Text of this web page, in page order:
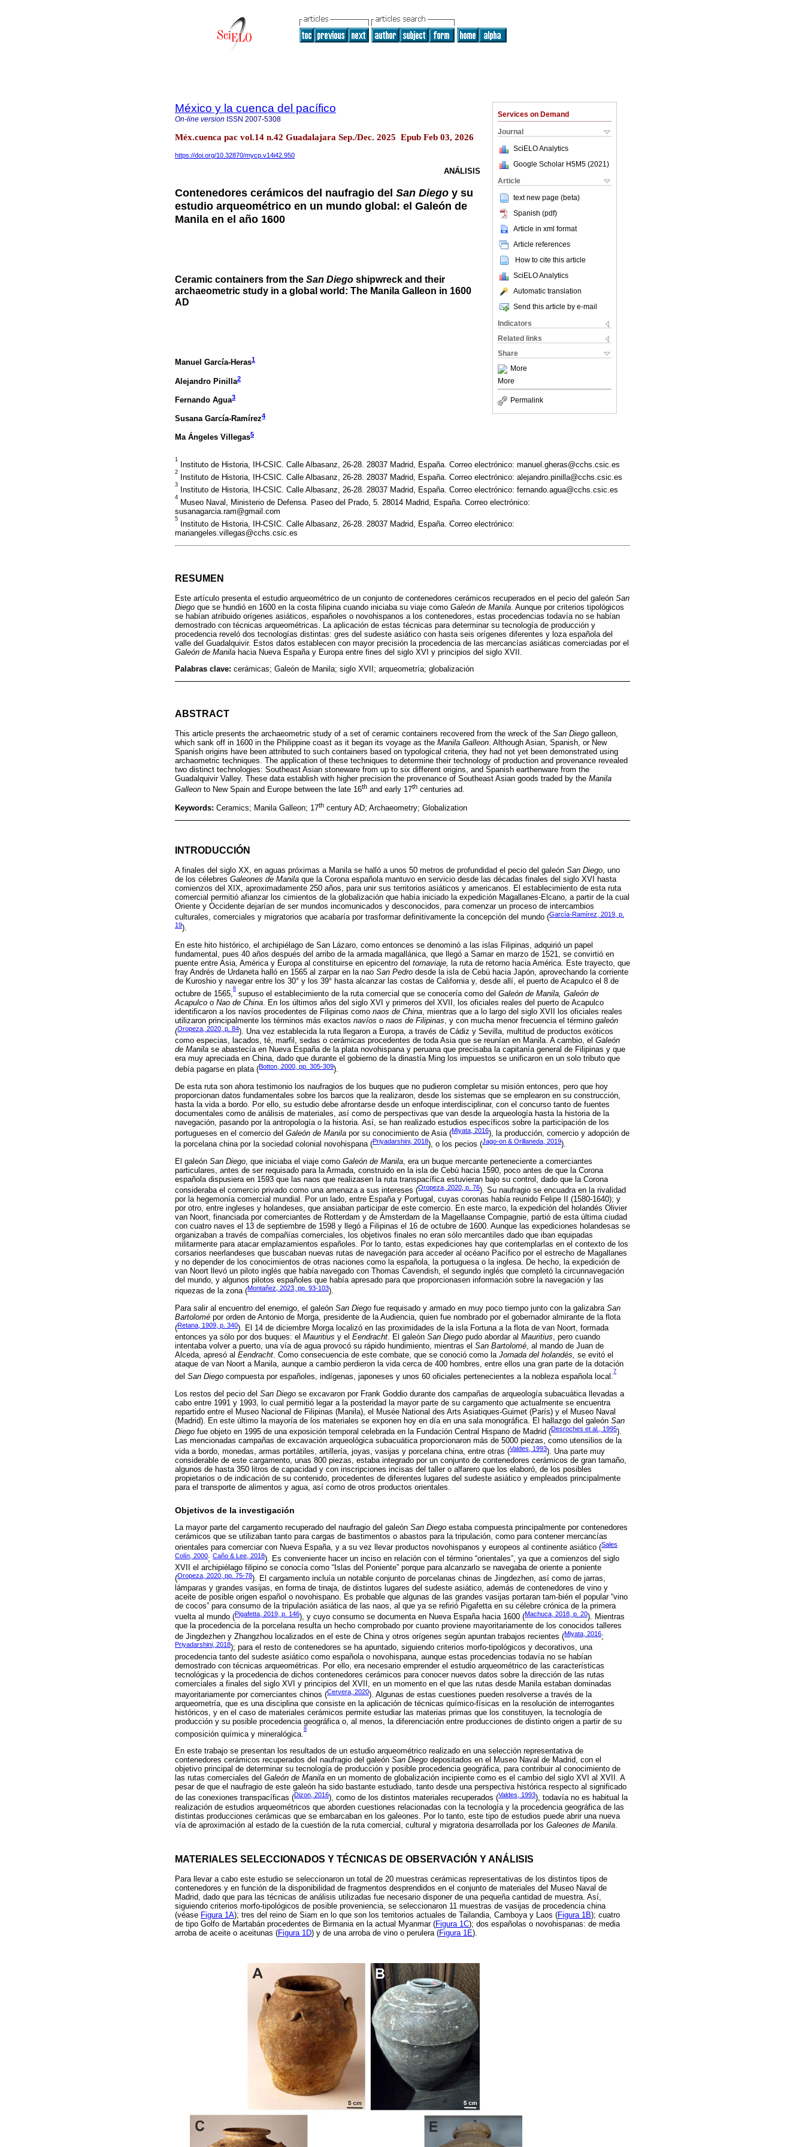
Services on Demand
Journal
SciELO Analytics
Google Scholar H5M5 (2021 )
Article
text new page (beta)
Spanish (pdf)
Article in xml format
Article references
How to cite this article
SciELO Analytics
Automatic translation
Send this article by e-mail
Indicators
Related links
Share
More
More
Permalink
México y la cuenca del pacífico
On-line version ISSN 2007-5308
Méx.cuenca pac vol.14 n.42 Guadalajara Sep./Dec. 2025 Epub Feb 03, 2026
https://doi.org/10.32870/mycp.v14i42.950
ANÁLISIS
Contenedores cerámicos del naufragio del San Diego y su
estudio arqueométrico en un mundo global: el Galeón de
Manila en el año 1600
Ceramic containers from the San Diego shipwreck and their
archaeometric study in a global world: The Manila Galleon in 1600
AD
Manuel García-Heras1
Alejandro Pinilla2
Fernando Agua3
Susana García-Ramírez4
Ma Ángeles Villegas5
1
Instituto de Historia, IH-CSIC. Calle Albasanz, 26-28. 28037 Madrid, España. Correo electrónico: manuel.gheras@cchs.csic.es
2
Instituto de Historia, IH-CSIC. Calle Albasanz, 26-28. 28037 Madrid, España. Correo electrónico: alejandro.pinilla@cchs.csic.es
3
Instituto de Historia, IH-CSIC. Calle Albasanz, 26-28. 28037 Madrid, España. Correo electrónico: fernando.agua@cchs.csic.es
4
Museo Naval, Ministerio de Defensa. Paseo del Prado, 5. 28014 Madrid, España. Correo electrónico:
susanagarcia.ram@gmail.com
5
Instituto de Historia, IH-CSIC. Calle Albasanz, 26-28. 28037 Madrid, España. Correo electrónico:
mariangeles.villegas@cchs.csic.es
RESUMEN
Este artículo presenta el estudio arqueométrico de un conjunto de contenedores cerámicos recuperados en el pecio del galeón San
Diego que se hundió en 1600 en la costa filipina cuando iniciaba su viaje como Galeón de Manila. Aunque por criterios tipológicos
se habían atribuido orígenes asiáticos, españoles o novohispanos a los contenedores, estas procedencias todavía no se habían
demostrado con técnicas arqueométricas. La aplicación de estas técnicas para determinar su tecnología de producción y
procedencia reveló dos tecnologías distintas: gres del sudeste asiático con hasta seis orígenes diferentes y loza española del
valle del Guadalquivir. Estos datos establecen con mayor precisión la procedencia de las mercancías asiáticas comerciadas por el
Galeón de Manila hacia Nueva España y Europa entre fines del siglo XVI y principios del siglo XVII.
Palabras clave: cerámicas; Galeón de Manila; siglo XVII; arqueometría; globalización
ABSTRACT
This article presents the archaeometric study of a set of ceramic containers recovered from the wreck of the San Diego galleon,
which sank off in 1600 in the Philippine coast as it began its voyage as the Manila Galleon . Although Asian, Spanish, or New
Spanish origins have been attributed to such containers based on typological criteria, they had not yet been demonstrated using
archaometric techniques. The application of these techniques to determine their technology of production and provenance revealed
two distinct technologies: Southeast Asian stoneware from up to six different origins, and Spanish earthenware from the
Guadalquivir Valley. These data establish with higher precision the provenance of Southeast Asian goods traded by the Manila
Galleon to New Spain and Europe between the late 16th and early 17th centuries ad.
Keywords: Ceramics; Manila Galleon; 17th century AD; Archaeometry; Globalization
INTRODUCCIÓN
A finales del siglo XX, en aguas próximas a Manila se halló a unos 50 metros de profundidad el pecio del galeón San Diego , uno
de los célebres Galeones de Manila que la Corona española mantuvo en servicio desde las décadas finales del siglo XVI hasta
comienzos del XIX, aproximadamente 250 años, para unir sus territorios asiáticos y americanos. El establecimiento de esta ruta
comercial permitió afianzar los cimientos de la globalización que había iniciado la expedición Magallanes-Elcano, a partir de la cual
Oriente y Occidente dejarían de ser mundos incomunicados y desconocidos, para comenzar un proceso de intercambios
culturales, comerciales y migratorios que acabaría por trasformar definitivamente la concepción del mundo (García-Ramírez, 2019, p.
19).
En este hito histórico, el archipiélago de San Lázaro, como entonces se denominó a las islas Filipinas, adquirió un papel
fundamental, pues 40 años después del arribo de la armada magallánica, que llegó a Samar en marzo de 1521, se convirtió en
puente entre Asia, América y Europa al constituirse en epicentro del tornaviaje,
la ruta de retorno hacia América. Este trayecto, que
fray Andrés de Urdaneta halló en 1565 al zarpar en la nao San Pedro desde la isla de Cebú hacia Japón, aprovechando la corriente
de Kuroshio y navegar entre los 30° y los 39° hasta alcanzar las costas de California y, desde allí, el puerto de Acapulco el 8 de
octubre de 1565,
6
supuso el establecimiento de la ruta comercial que se conocería como del Galeón de Manila, Galeón de
Acapulco o Nao de China . En los últimos años del siglo XVI y primeros del XVII, los oficiales reales del puerto de Acapulco
identificaron a los navíos procedentes de Filipinas como naos de China , mientras que a lo largo del siglo XVII los oficiales reales
utilizaron principalmente los términos más exactos navíos o naos de Filipinas , y con mucha menor frecuencia el término galeón
(Oropeza, 2020, p. 84). Una vez establecida la ruta llegaron a Europa, a través de Cádiz y Sevilla, multitud de productos exóticos
como especias, lacados, té, marfil, sedas o cerámicas procedentes de toda Asia que se reunían en Manila. A cambio, el Galeón
de Manila se abastecía en Nueva España de la plata novohispana y peruana que precisaba la capitanía general de Filipinas y que
era muy apreciada en China, dado que durante el gobierno de la dinastía Ming los impuestos se unificaron en un solo tributo que
debía pagarse en plata (Botton, 2000, pp. 305-309).
De esta ruta son ahora testimonio los naufragios de los buques que no pudieron completar su misión entonces, pero que hoy
proporcionan datos fundamentales sobre los barcos que la realizaron, desde los sistemas que se emplearon en su construcción,
hasta la vida a bordo. Por ello, su estudio debe afrontarse desde un enfoque interdisciplinar, con el concurso tanto de fuentes
documentales como de análisis de materiales, así como de perspectivas que van desde la arqueología hasta la historia de la
navegación, pasando por la antropología o la historia. Así, se han realizado estudios específicos sobre la participación de los
portugueses en el comercio del Galeón de Manila por su conocimiento de Asia (Miyata, 2016), la producción, comercio y adopción de
la porcelana china por la sociedad colonial novohispana (Priyadarshini, 2018), o los pecios (Jago-on & Orillaneda, 2019).
El galeón San Diego , que iniciaba el viaje como Galeón de Manila , era un buque mercante perteneciente a comerciantes
particulares, antes de ser requisado para la Armada, construido en la isla de Cebú hacia 1590, poco antes de que la Corona
española dispusiera en 1593 que las naos que realizasen la ruta transpacífica estuvieran bajo su control, dado que la Corona
consideraba el comercio privado como una amenaza a sus intereses (Oropeza, 2020, p. 76). Su naufragio se encuadra en la rivalidad
por la hegemonía comercial mundial. Por un lado, entre España y Portugal, cuyas coronas había reunido Felipe II (1580-1640); y
por otro, entre ingleses y holandeses, que ansiaban participar de este comercio. En este marco, la expedición del holandés Olivier
van Noort, financiada por comerciantes de Rotterdam y de Ámsterdam de la Magellaanse Compagnie, partió de esta última ciudad
con cuatro naves el 13 de septiembre de 1598 y llegó a Filipinas el 16 de octubre de 1600. Aunque las expediciones holandesas se
organizaban a través de compañías comerciales, los objetivos finales no eran sólo mercantiles dado que iban equipadas
militarmente para atacar emplazamientos españoles. Por lo tanto, estas expediciones hay que contemplarlas en el contexto de los
corsarios neerlandeses que buscaban nuevas rutas de navegación para acceder al océano Pacífico por el estrecho de Magallanes
y no depender de los conocimientos de otras naciones como la española, la portuguesa o la inglesa. De hecho, la expedición de
van Noort llevó un piloto inglés que había navegado con Thomas Cavendish, el segundo inglés que completó la circunnavegación
del mundo, y algunos pilotos españoles que había apresado para que proporcionasen información sobre la navegación y las
riquezas de la zona (Montañez, 2023, pp. 93-103).
Para salir al encuentro del enemigo, el galeón San Diego fue requisado y armado en muy poco tiempo junto con la galizabra San
Bartolomé por orden de Antonio de Morga, presidente de la Audiencia, quien fue nombrado por el gobernador almirante de la flota
(Retana, 1909, p. 340). El 14 de diciembre Morga localizó en las proximidades de la isla Fortuna a la flota de van Noort, formada
entonces ya sólo por dos buques: el Mauritius y el Eendracht. El galeón San Diego pudo abordar al Mauritius, pero cuando
intentaba volver a puerto, una vía de agua provocó su rápido hundimiento, mientras el San Bartolomé, al mando de Juan de
Alceda, apresó al Eendracht. Como consecuencia de este combate, que se conoció como la Jornada del holandés, se evitó el
ataque de van Noort a Manila, aunque a cambio perdieron la vida cerca de 400 hombres, entre ellos una gran parte de la dotación
del San Diego compuesta por españoles, indígenas, japoneses y unos 60 oficiales pertenecientes a la nobleza española local.
7
Los restos del pecio del San Diego se excavaron por Frank Goddio durante dos campañas de arqueología subacuática llevadas a
cabo entre 1991 y 1993, lo cual permitió legar a la posteridad la mayor parte de su cargamento que actualmente se encuentra
repartido entre el Museo Nacional de Filipinas (Manila), el Musée National des Arts Asiatiques-Guimet (París) y el Museo Naval
(Madrid). En este último la mayoría de los materiales se exponen hoy en día en una sala monográfica. El hallazgo del galeón San
Diego fue objeto en 1995 de una exposición temporal celebrada en la Fundación Central Hispano de Madrid (Desroches et al., 1995).
Las mencionadas campañas de excavación arqueológica subacuática proporcionaron más de 5000 piezas, como utensilios de la
vida a bordo, monedas, armas portátiles, artillería, joyas, vasijas y porcelana china, entre otras (Valdes, 1993). Una parte muy
considerable de este cargamento, unas 800 piezas, estaba integrado por un conjunto de contenedores cerámicos de gran tamaño,
algunos de hasta 350 litros de capacidad y con inscripciones incisas del taller o alfarero que los elaboró, de los posibles
propietarios o de indicación de su contenido, procedentes de diferentes lugares del sudeste asiático y empleados principalmente
para el transporte de alimentos y agua, así como de otros productos orientales.
Objetivos de la investigación
La mayor parte del cargamento recuperado del naufragio del galeón San Diego estaba compuesta principalmente por contenedores
cerámicos que se utilizaban tanto para cargas de bastimentos o abastos para la tripulación, como para contener mercancías
orientales para comerciar con Nueva España, y a su vez llevar productos novohispanos y europeos al continente asiático (Sales
Colín, 2000; Caño & Lee, 2018). Es conveniente hacer un inciso en relación con el término “orientales”, ya que a comienzos del siglo
XVII el archipiélago filipino se conocía como “Islas del Poniente” porque para alcanzarlo se navegaba de oriente a poniente
(Oropeza, 2020, pp. 75-78). El cargamento incluía un notable conjunto de porcelanas chinas de Jingdezhen, así como de jarras,
lámparas y grandes vasijas, en forma de tinaja, de distintos lugares del sudeste asiático, además de contenedores de vino y
aceite de posible origen español o novohispano. Es probable que algunas de las grandes vasijas portaran tam-bién el popular “vino
de cocos” para consumo de la tripulación asiática de las naos, al que ya se refirió Pigafetta en su célebre crónica de la primera
vuelta al mundo (Pigafetta, 2019, p. 146), y cuyo consumo se documenta en Nueva España hacia 1600 (Machuca, 2018, p. 20). Mientras
que la procedencia de la porcelana resulta un hecho comprobado por cuanto proviene mayoritariamente de los conocidos talleres
de Jingdezhen y Zhangzhou localizados en el este de China y otros orígenes según apuntan trabajos recientes (Miyata, 2016;
Priyadarshini, 2018); para el resto de contenedores se ha apuntado, siguiendo criterios morfo-tipológicos y decorativos, una
procedencia tanto del sudeste asiático como española o novohispana, aunque estas procedencias todavía no se habían
demostrado con técnicas arqueométricas. Por ello, era necesario emprender el estudio arqueométrico de las características
tecnológicas y la procedencia de dichos contenedores cerámicos para conocer nuevos datos sobre la dirección de las rutas
comerciales a finales del siglo XVI y principios del XVII, en un momento en el que las rutas desde Manila estaban dominadas
mayoritariamente por comerciantes chinos (Cervera, 2020). Algunas de estas cuestiones pueden resolverse a través de la
arqueometría, que es una disciplina que consiste en la aplicación de técnicas químico-físicas en la resolución de interrogantes
históricos, y en el caso de materiales cerámicos permite estudiar las materias primas que los constituyen, la tecnología de
producción y su posible procedencia geográfica o, al menos, la diferenciación entre producciones de distinto origen a partir de su
composición química y mineralógica.
8
En este trabajo se presentan los resultados de un estudio arqueométrico realizado en una selección representativa de
contenedores cerámicos recuperados del naufragio del galeón San Diego depositados en el Museo Naval de Madrid, con el
objetivo principal de determinar su tecnología de producción y posible procedencia geográfica, para contribuir al conocimiento de
las rutas comerciales del Galeón de Manila en un momento de globalización incipiente como es el cambio del siglo XVI al XVII. A
pesar de que el naufragio de este galeón ha sido bastante estudiado, tanto desde una perspectiva histórica respecto al significado
de las conexiones transpacíficas (Dizon, 2016), como de los distintos materiales recuperados (Valdes, 1993), todavía no es habitual la
realización de estudios arqueométricos que aborden cuestiones relacionadas con la tecnología y la procedencia geográfica de las
distintas producciones cerámicas que se embarcaban en los galeones. Por lo tanto, este tipo de estudios puede abrir una nueva
vía de aproximación al estado de la cuestión de la ruta comercial, cultural y migratoria desarrollada por los Galeones de Manila
MATERIALES SELECCIONADOS Y TÉCNICAS DE OBSERVACIÓN Y ANÁLISIS
Para llevar a cabo este estudio se seleccionaron un total de 20 muestras cerámicas representativas de los distintos tipos de
contenedores y en función de la disponibilidad de fragmentos desprendidos en el conjunto de materiales del Museo Naval de
Madrid, dado que para las técnicas de análisis utilizadas fue necesario disponer de una pequeña cantidad de muestra. Así,
siguiendo criterios morfo-tipológicos de posible proveniencia, se seleccionaron 11 muestras de vasijas de procedencia china
(véase Figura 1A); tres del reino de Siam en lo que son los territorios actuales de Tailandia, Camboya y Laos (Figura 1B); cuatro
de tipo Golfo de Martabán procedentes de Birmania en la actual Myanmar (Figura 1C); dos españolas o novohispanas: de media
arroba de aceite o aceitunas (Figura 1D) y de una arroba de vino o perulera (Figura 1E).